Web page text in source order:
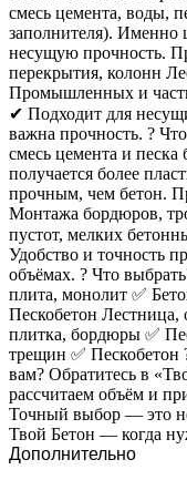
смесь цемента, воды,
заполнителя). Именно
несущую прочность.
перекрытия, колонн
Промышленных и
✔ Подходит для
важна прочность. ?
смесь цемента и песка
получается более
прочным, чем бетон.
Монтажа бордюров,
пустот, мелких
Удобство и точность
объёмах. ?️ Что
плита, монолит ✅
Пескобетон Лестница,
плитка, бордюры ✅
трещин ✅ Пескобетон
вам? Обратитесь в
рассчитаем объём и
Точный выбор — это
Твой Бетон — когда
Дополнительно